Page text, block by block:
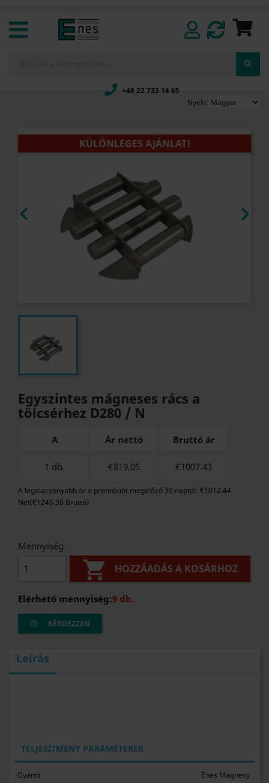
+48 22 733 14 65
Nyelv:
KÜLÖNLEGES AJÁNLAT!
 
Egyszintes mágneses rács a
tölcsérhez D280 / N
A Ár nettó Bruttó ár
1 db. €819.05 €1007.43
A legalacsonyabb ár a promóciót megelőző 30 naptól: €1012.44
Net(€1245.30 Bruttó)
Mennyiség
 HOZZÁADÁS A KOSÁRHOZ
Elérhető mennyiség:9 db.
KÉRDEZZEN
Leírás
TELJESÍTMÉNY PARAMÉTEREK
Gyártó
Enes Magnesy